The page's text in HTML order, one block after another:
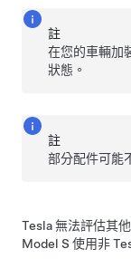
註
在您的車輛加
狀態。
註
部分配件可能
Tesla 無法評估其
Model S 使用非